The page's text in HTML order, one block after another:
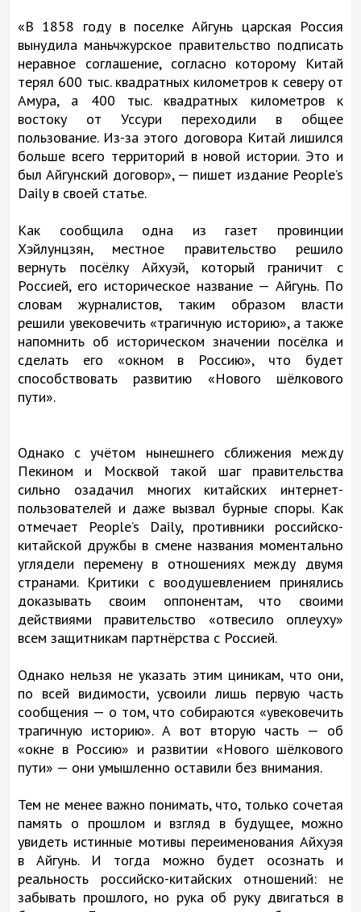
«В 1858 году в поселке Айгунь царская Россия
вынудила маньчжурское правительство подписать
неравное соглашение, согласно которому Китай
терял 600 тыс. квадратных километров к северу от
Амура, а 400 тыс. квадратных километров к
востоку от Уссури переходили в общее
пользование. Из-за этого договора Китай лишился
больше всего территорий в новой истории. Это и
был Айгунский договор», — пишет издание People’s
Daily в своей статье.
Как сообщила одна из газет провинции
Хэйлунцзян, местное правительство решило
вернуть посёлку Айхуэй, который граничит с
Россией, его историческое название — Айгунь. По
словам журналистов, таким образом власти
решили увековечить «трагичную историю», а также
напомнить об историческом значении посёлка и
сделать его «окном в Россию», что будет
способствовать развитию «Нового шёлкового
пути».
Однако с учётом нынешнего сближения между
Пекином и Москвой такой шаг правительства
сильно озадачил многих китайских интернет-
пользователей и даже вызвал бурные споры. Как
отмечает People’s Daily, противники российско-
китайской дружбы в смене названия моментально
углядели перемену в отношениях между двумя
странами. Критики с воодушевлением принялись
доказывать своим оппонентам, что своими
действиями правительство «отвесило оплеуху»
всем защитникам партнёрства с Россией.
Однако нельзя не указать этим циникам, что они,
по всей видимости, усвоили лишь первую часть
сообщения — о том, что собираются «увековечить
трагичную историю». А вот вторую часть — об
«окне в Россию» и развитии «Нового шёлкового
пути» — они умышленно оставили без внимания.
Тем не менее важно понимать, что, только сочетая
память о прошлом и взгляд в будущее, можно
увидеть истинные мотивы переименования Айхуэя
в Айгунь. И тогда можно будет осознать и
реальность российско-китайских отношений: не
забывать прошлого, но рука об руку двигаться в